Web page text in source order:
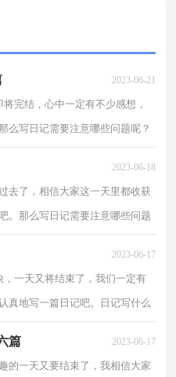
2023-06-21
完结，心中一定有不少感想，
么写日记需要注意哪些问题呢？
2023-06-18
去了，相信大家这一天里都收获
。那么写日记需要注意哪些问题
2023-06-17
一天又将结束了，我们一定有
真地写一篇日记吧。日记写什么
篇 2023-06-17
的一天又要结束了，我相信大家